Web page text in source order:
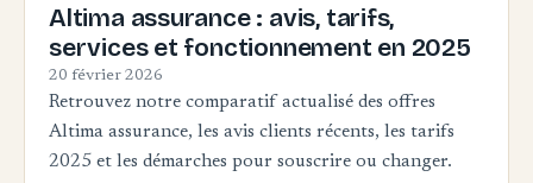
Altima assurance : avis, tarifs,
services et fonctionnement en 2025
20 février 2026
Retrouvez notre comparatif actualisé des offres
Altima assurance, les avis clients récents, les tarifs
2025 et les démarches pour souscrire ou changer.